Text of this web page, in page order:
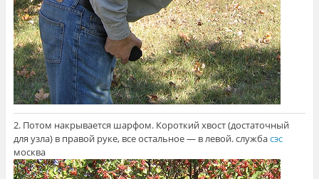
2. Потом накрывается шарфом. Короткий хвост (достаточный
для узла) в правой руке, все остальное — в левой. службасэс
москва